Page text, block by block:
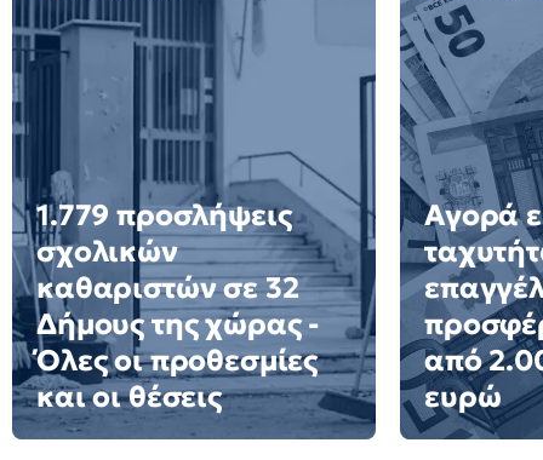
1.779 προσλήψεις
σχολικών
καθαριστών σε 32
Δήμους της χώρας -
Όλες οι προθεσμίες
και οι θέσεις
Αγορά
από
ευρώ